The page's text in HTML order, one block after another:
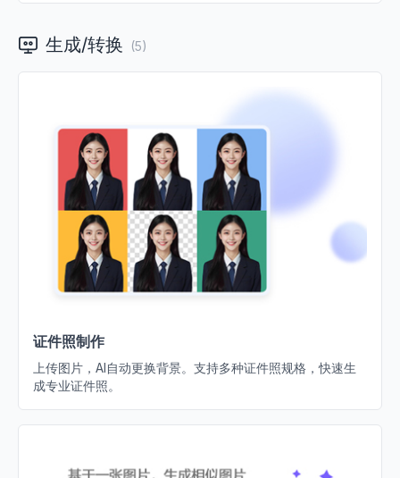
生成/转换 (5)
证件照制作
上传图片，AI自动更换背景。支持多种证件照规格，快速生
成专业证件照。